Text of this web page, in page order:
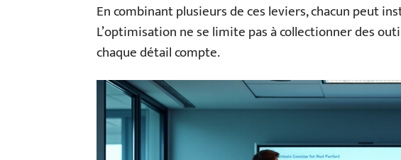
En combinant plusieurs de ces leviers, chacun peut
L’optimisation ne se limite pas à collectionner des
chaque détail compte.